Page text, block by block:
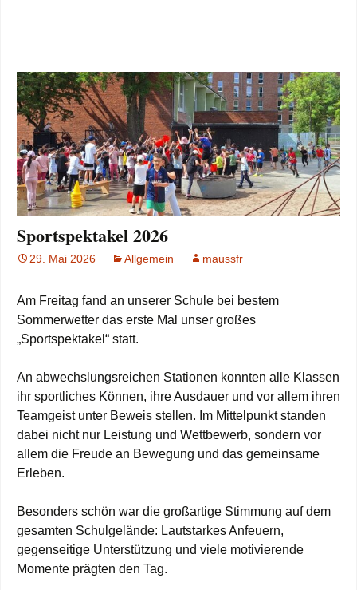
Sportspektakel 2026
29. Mai 2026 Allgemein maussfr
Am Freitag fand an unserer Schule bei bestem
Sommerwetter das erste Mal unser großes
„Sportspektakel“ statt.
An abwechslungsreichen Stationen konnten alle Klassen
ihr sportliches Können, ihre Ausdauer und vor allem ihren
Teamgeist unter Beweis stellen. Im Mittelpunkt standen
dabei nicht nur Leistung und Wettbewerb, sondern vor
allem die Freude an Bewegung und das gemeinsame
Erleben.
Besonders schön war die großartige Stimmung auf dem
gesamten Schulgelände: Lautstarkes Anfeuern,
gegenseitige Unterstützung und viele motivierende
Momente prägten den Tag.